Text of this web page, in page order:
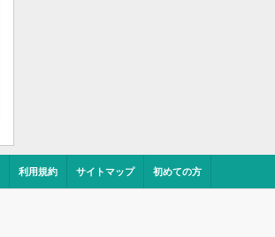
利用規約 サイトマップ 初めての方